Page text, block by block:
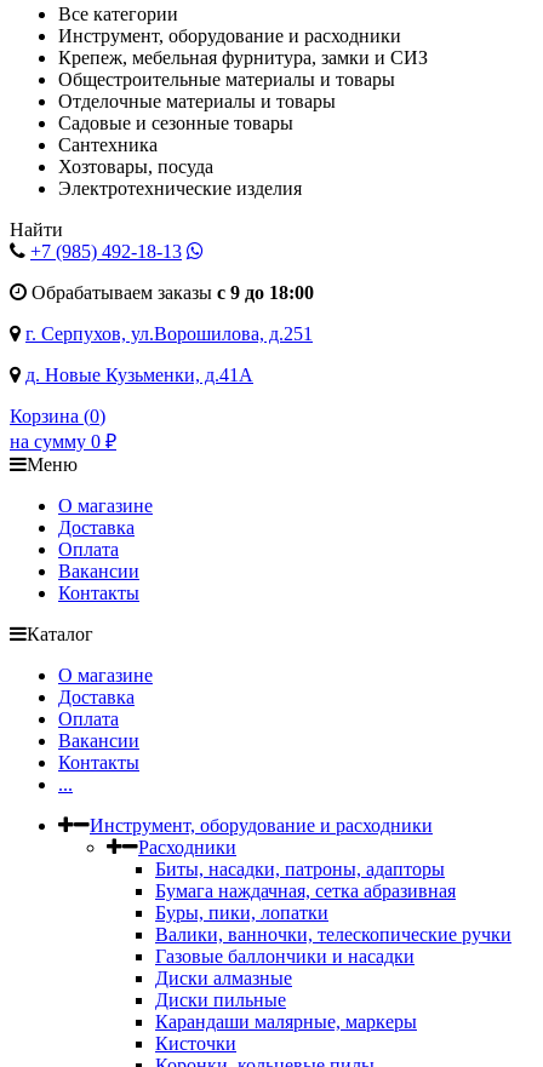
Все категории
Инструмент, оборудование и расходники
Крепеж, мебельная фурнитура, замки и СИЗ
Общестроительные материалы и товары
Отделочные материалы и товары
Садовые и сезонные товары
Сантехника
Хозтовары, посуда
Электротехнические изделия
Найти
+7 (985) 492-18-13
Обрабатываем заказы с 9 до 18:00
г. Серпухов, ул.Ворошилова, д.251
д. Новые Кузьменки, д.41А
Корзина (0)
на сумму 0 ₽
Меню
О магазине
Доставка
Оплата
Вакансии
Контакты
Каталог
О магазине
Доставка
Оплата
Вакансии
Контакты
...
Инструмент, оборудование и расходники
Расходники
Биты, насадки, патроны, адапторы
Бумага наждачная, сетка абразивная
Буры, пики, лопатки
Валики, ванночки, телескопические ручки
Газовые баллончики и насадки
Диски алмазные
Диски пильные
Карандаши малярные, маркеры
Кисточки